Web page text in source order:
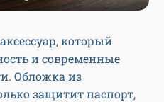
который
и современные
Обложка из
защитит паспорт,